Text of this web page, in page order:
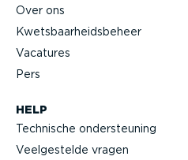
HELP
Technische onder­steuning
Veelge­stelde vragen
Over ons
Kwets­baar­heids­beheer
Vacatures
Pers